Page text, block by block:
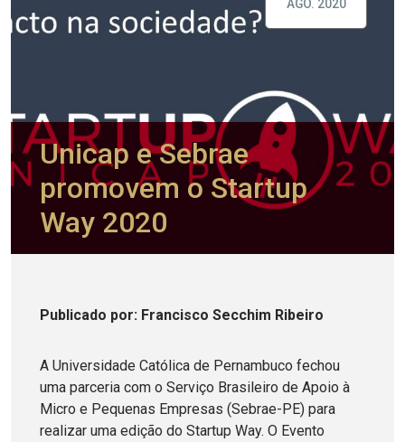
AGO. 2020
Unicap e Sebrae
promovem o Startup
Way 2020
Publicado por: Francisco Secchim Ribeiro
A Universidade Católica de Pernambuco fechou
uma parceria com o Serviço Brasileiro de Apoio à
Micro e Pequenas Empresas (Sebrae-PE) para
realizar uma edição do Startup Way. O Evento